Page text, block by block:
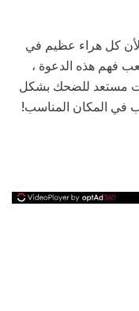
، لأن كل هراء عظيم في
فهم هذه الدعوة ،
مستعد للضحك بشكل
في المكان المناسب!